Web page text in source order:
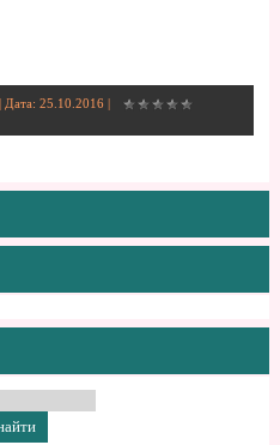
| Дата: 25.10.2016|